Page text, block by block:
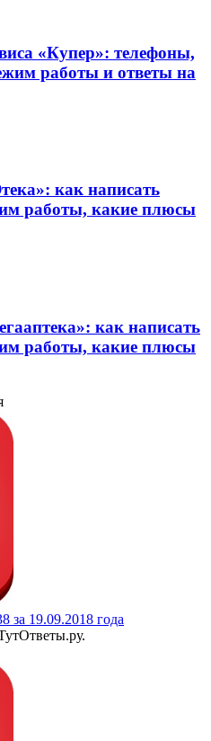
«Купер»: телефоны,
работы и ответы на
как написать
работы, какие плюсы
как написать
работы, какие плюсы
19.09.2018 года